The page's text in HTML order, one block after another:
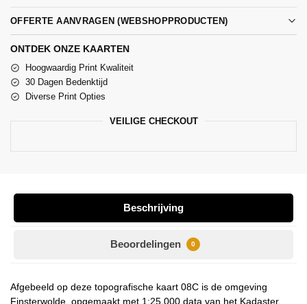
OFFERTE AANVRAGEN (WEBSHOPPRODUCTEN)
ONTDEK ONZE KAARTEN
Hoogwaardig Print Kwaliteit
30 Dagen Bedenktijd
Diverse Print Opties
VEILIGE CHECKOUT
Beschrijving
Beoordelingen 0
Afgebeeld op deze topografische kaart 08C is de omgeving
Finsterwolde, opgemaakt met 1:25.000 data van het Kadaster.